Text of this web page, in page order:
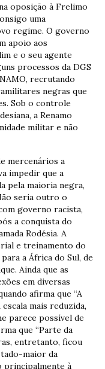
oposição à Frelimo
uma
regime. O governo
apoio aos
e o seu agente
processos da DGS
recrutando
negras que
Sob o controle
a Renamo
militar e não
mercenários a
impedir que a
pela maioria negra,
seria outro o
governo racista,
a conquista do
Rodésia. A
e treinamento do
a África do Sul, de
Ainda que as
em diversas
afirma que “A
mais reduzida,
parece possível de
que “Parte da
entretanto, ficou
maior da
principalmente à